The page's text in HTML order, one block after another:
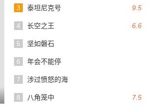
9.5
3 泰坦尼克号
6.6
4 长空之王
5 坚如磐石
6 年会不能停
7 涉过愤怒的海
7.5
8 八角笼中